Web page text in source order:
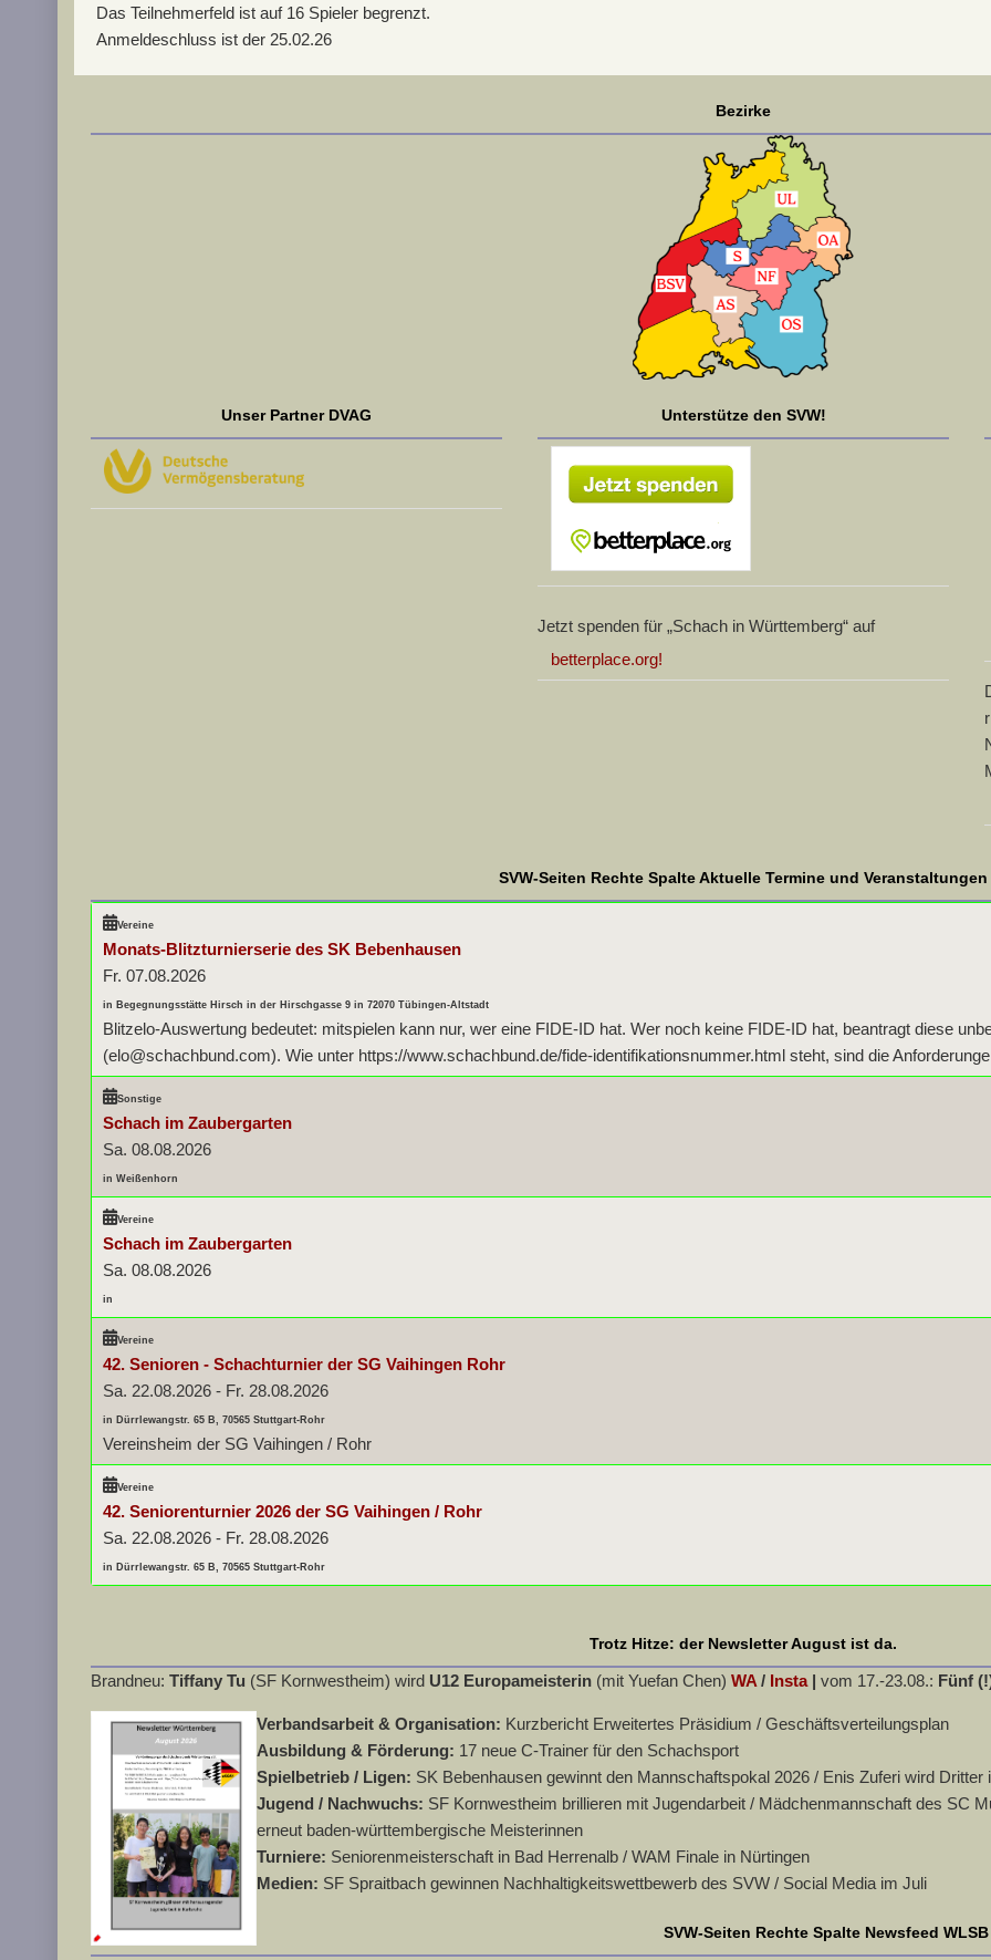
Das Teilnehmerfeld ist auf 16 Spieler begrenzt.
Anmeldeschluss ist der 25.02.26
Bezirke
Unser Partner DVAG Unterstütze den SVW!
Jetzt spenden für „Schach in Württemberg“ auf
betterplace.org!
SVW-Seiten Rechte Spalte Aktuelle Termine und Veranstaltungen
Vereine
Monats-Blitzturnierserie des SK Bebenhausen
Fr. 07.08.2026
in Begegnungsstätte Hirsch in der Hirschgasse 9 in 72070 Tübingen-Altstadt
Blitzelo-Auswertung bedeutet: mitspielen kann nur, wer eine FIDE-ID hat. Wer noch keine FIDE-ID hat, beantragt diese
(elo@schachbund.com). Wie unter https://www.schachbund.de/fide-identifikationsnummer.html steht, sind die
Sonstige
Schach im Zaubergarten
Sa. 08.08.2026
in Weißenhorn
Vereine
Schach im Zaubergarten
Sa. 08.08.2026
in
Vereine
42. Senioren - Schachturnier der SG Vaihingen Rohr
Sa. 22.08.2026 - Fr. 28.08.2026
in Dürrlewangstr. 65 B, 70565 Stuttgart-Rohr
Vereinsheim der SG Vaihingen / Rohr
Vereine
42. Seniorenturnier 2026 der SG Vaihingen / Rohr
Sa. 22.08.2026 - Fr. 28.08.2026
in Dürrlewangstr. 65 B, 70565 Stuttgart-Rohr
Trotz Hitze: der Newsletter August ist da.
Brandneu: Tiffany Tu (SF Kornwestheim) wird U12 Europameisterin (mit Yuefan Chen) WA / Insta| vom 17.-23.08.: Fünf
Verbandsarbeit & Organisation: Kurzbericht Erweitertes Präsidium / Geschäftsverteilungsplan
Ausbildung & Förderung: 17 neue C-Trainer für den Schachsport
Spielbetrieb / Ligen: SK Bebenhausen gewinnt den Mannschaftspokal 2026 / Enis Zuferi wird Dritter
Jugend / Nachwuchs: SF Kornwestheim brillieren mit Jugendarbeit / Mädchenmannschaft des SC
erneut baden-württembergische Meisterinnen
Turniere: Seniorenmeisterschaft in Bad Herrenalb / WAM Finale in Nürtingen
Medien: SF Spraitbach gewinnen Nachhaltigkeitswettbewerb des SVW / Social Media im Juli
SVW-Seiten Rechte Spalte Newsfeed WLSB